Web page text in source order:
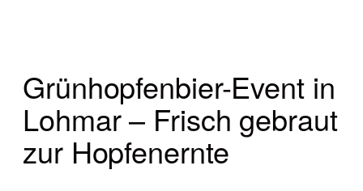
Grünhopfenbier-Event in
Lohmar – Frisch gebraut
zur Hopfenernte